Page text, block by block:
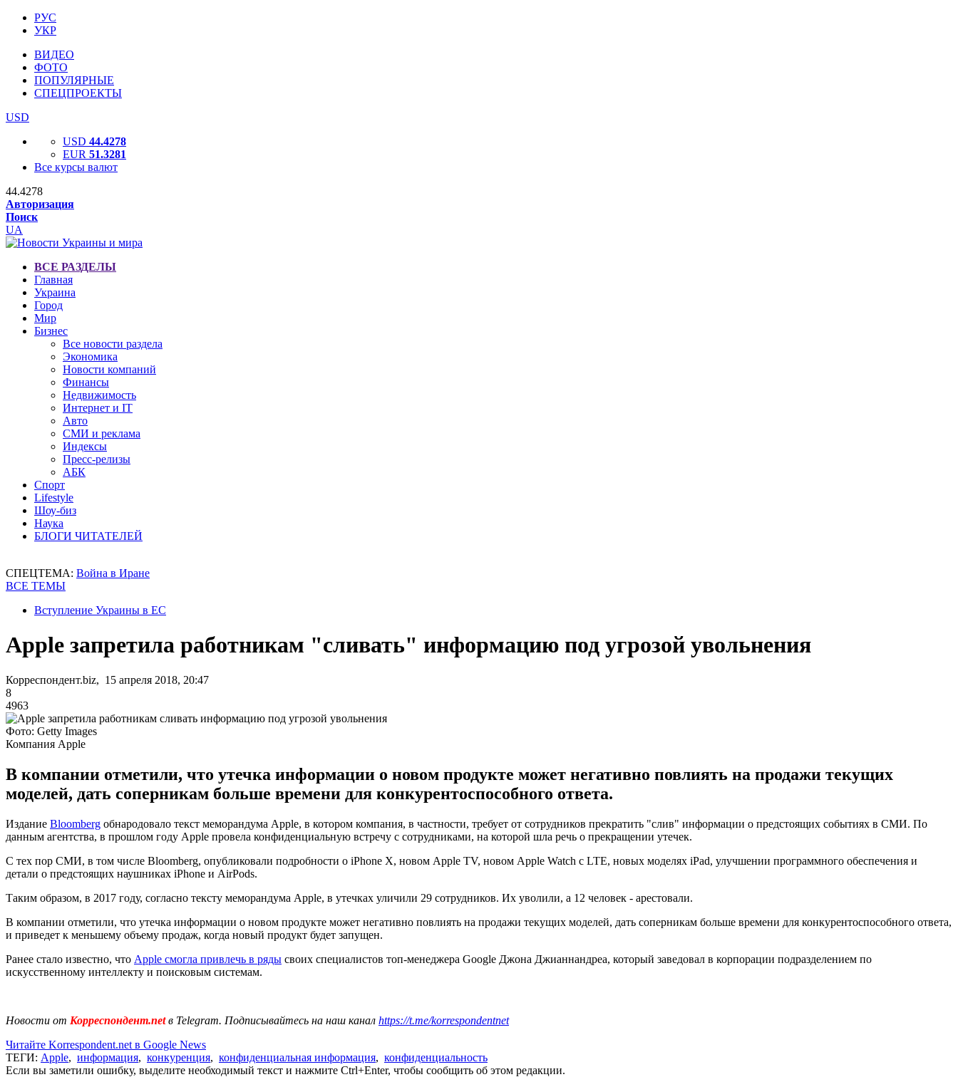
РУС
УКР
ВИДЕО
ФОТО
ПОПУЛЯРНЫЕ
СПЕЦПРОЕКТЫ
USD
USD 44.4278
EUR 51.3281
Все курсы валют
44.4278
Авторизация
Поиск
UA
ВСЕ РАЗДЕЛЫ
Главная
Украина
Город
Мир
Бизнес
Все новости раздела
Экономика
Новости компаний
Финансы
Недвижимость
Интернет и IT
Авто
СМИ и реклама
Индексы
Пресс-релизы
АБК
Спорт
Lifestyle
Шоу-биз
Наука
БЛОГИ ЧИТАТЕЛЕЙ
СПЕЦТЕМА: Война в Иране
ВСЕ ТЕМЫ
Вступление Украины в ЕС
Apple запретила работникам "сливать" информацию под угрозой увольнения
Корреспондент.biz, 15 апреля 2018, 20:47
8
4963
Фото: Getty Images
Компания Apple
В компании отметили, что утечка информации о новом продукте может негативно повлиять на продажи текущих
моделей, дать соперникам больше времени для конкурентоспособного ответа.
Издание Bloomberg обнародовало текст меморандума Apple, в котором компания, в частности, требует от сотрудников прекратить "слив" информации о предстоящих событиях в СМИ. По
данным агентства, в прошлом году Apple провела конфиденциальную встречу с сотрудниками, на которой шла речь о прекращении утечек.
С тех пор СМИ, в том числе Bloomberg, опубликовали подробности о iPhone X, новом Apple TV, новом Apple Watch с LTE, новых моделях iPad, улучшении программного обеспечения и
детали о предстоящих наушниках iPhone и AirPods.
Таким образом, в 2017 году, согласно тексту меморандума Apple, в утечках уличили 29 сотрудников. Их уволили, а 12 человек - арестовали.
В компании отметили, что утечка информации о новом продукте может негативно повлиять на продажи текущих моделей, дать соперникам больше времени для конкурентоспособного ответа,
и приведет к меньшему объему продаж, когда новый продукт будет запущен.
Ранее стало известно, что Apple смогла привлечь в ряды своих специалистов топ-менеджера Google Джона Джианнандреа, который заведовал в корпорации подразделением по
искусственному интеллекту и поисковым системам.
Новости от Корреспондент.netв Telegram. Подписывайтесь на наш канал https://t.me/korrespondentnet
Читайте Korrespondent.net в Google News
ТЕГИ: Apple, информация, конкуренция, конфиденциальная информация, конфиденциальность
Если вы заметили ошибку, выделите необходимый текст и нажмите Ctrl+Enter, чтобы сообщить об этом редакции.